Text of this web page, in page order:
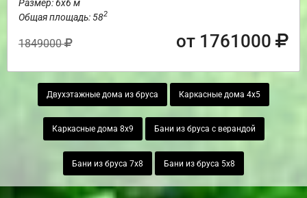
Размер: 6х6 м
Общая площадь: 582
1849000 от 1761000
Двухэтажные дома из бруса Каркасные дома 4х5
Каркасные дома 8х9 Бани из бруса с верандой
Бани из бруса 7х8 Бани из бруса 5х8